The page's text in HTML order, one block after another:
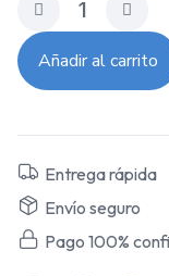
Añadir al carrito
Entrega rápida
Envío seguro
Pago 100%